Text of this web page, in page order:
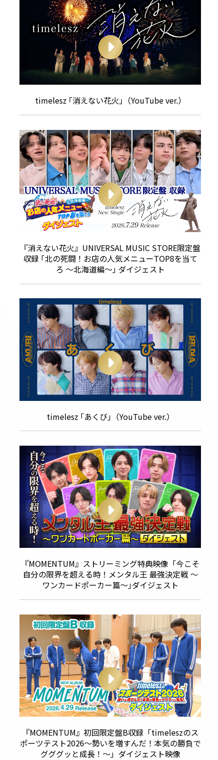
timelesz ｢消えない花火｣（YouTube ver.）
『消えない花火』UNIVERSAL MUSIC STORE限定盤
収録 ｢北の死闘！お店の人気メニューTOP8を当て
ろ 〜北海道編～｣ ダイジェスト
timelesz ｢あくび｣（YouTube ver.）
『MOMENTUM』ストリーミング特典映像「今こそ
自分の限界を超える時！メンタル王 最強決定戦 ～
ワンカードポーカー篇～｣ダイジェスト
『MOMENTUM』初回限定盤B収録「timeleszのス
ポーツテスト2026〜勢いを増すんだ！本気の勝負で
グググッと成長！〜」ダイジェスト映像